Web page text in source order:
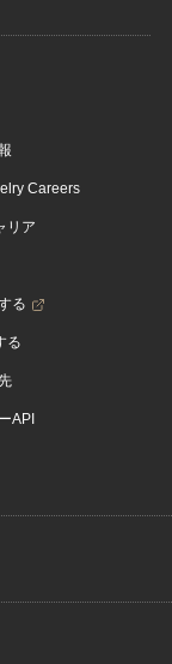
Careers
リア
る
る
API